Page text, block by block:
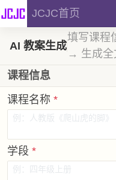
JCJC首页
AI 教案生成
填写课程
→ 生成全
课程信息
课程名称 *
学段 *